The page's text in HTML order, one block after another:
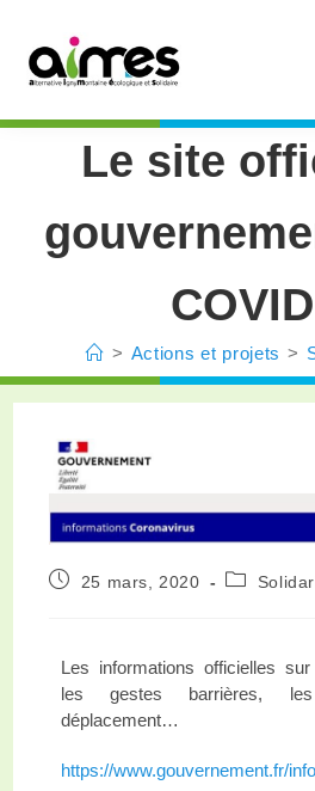
Le site
> Actions et projets >
25 mars, 2020
Les informations officielles
les gestes barrières,
déplacement…
https://www.gouvernement.fr/